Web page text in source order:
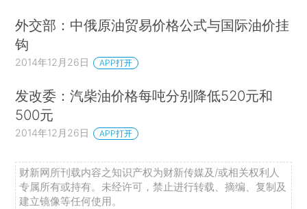
外交部：中俄原油贸易价格公式与国际油价挂
钩
2014年12月26日 APP打开
发改委：汽柴油价格每吨分别降低520元和
500元
2014年12月26日 APP打开
财新网所刊载内容之知识产权为财新传媒及/或相关权利人
专属所有或持有。未经许可，禁止进行转载、摘编、复制及
建立镜像等任何使用。